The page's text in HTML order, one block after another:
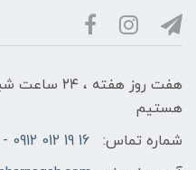
هفت روز هفته
هستیم
شماره تماس:
16 19 012 0912 - 52 14 00 77 021